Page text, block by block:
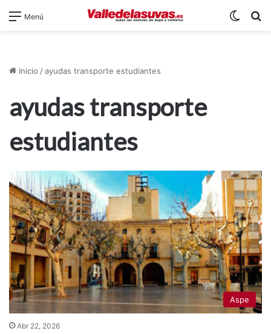
Menú
Inicio /ayudas transporte estudiantes
ayudas transporte
estudiantes
Aspe
Abr 22, 2026